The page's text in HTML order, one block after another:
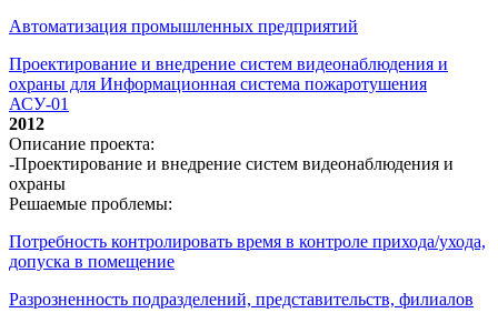
Автоматизация промышленных предприятий
Проектирование и внедрение систем видеонаблюдения и
охраны для Информационная система пожаротушения
АСУ-01
2012
Описание проекта:
-Проектирование и внедрение систем видеонаблюдения и
охраны
Решаемые проблемы:
Потребность контролировать время в контроле прихода/ухода,
допуска в помещение
Разрозненность подразделений, представительств, филиалов